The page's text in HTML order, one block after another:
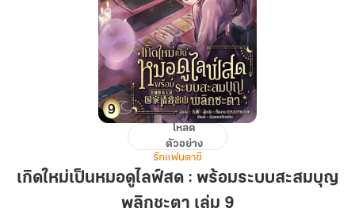
เป็น
หมอดู
โหลด
ตัวอย่าง
รักแฟนตาซี
เกิดใหม่เป็นหมอดูไลฟ์สด : พร้อมระบบสะสมบุญ
พลิกชะตา เล่ม 9